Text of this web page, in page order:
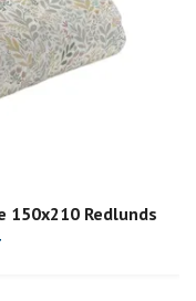
150x210 Redlunds